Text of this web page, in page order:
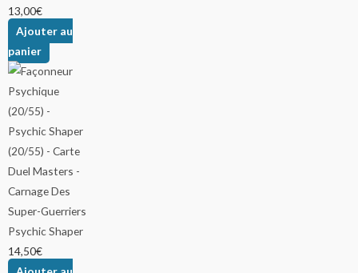
13,00€
Ajouter au
panier
Psychic Shaper
14,50€